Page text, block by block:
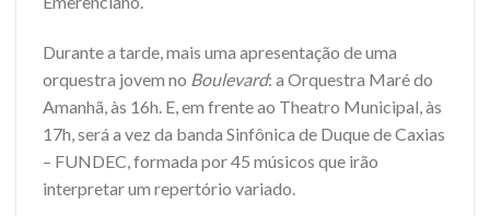
Durante a tarde, mais uma apresentação de uma
orquestra jovem no Boulevard: a Orquestra Maré do
Amanhã, às 16h. E, em frente ao Theatro Municipal, às
17h, será a vez da banda Sinfônica de Duque de Caxias
– FUNDEC, formada por 45 músicos que irão
interpretar um repertório variado.